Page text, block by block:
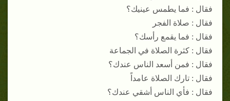
فقال : فما يطمس عينيك؟
فقال : صلاة الفجر
فقال : فما يقمع رأسك؟
فقال : كثرة الصلاة في الجماعة
فقال : فمن أسعد الناس عندك؟
فقال : تارك الصلاة عامداً
فقال : فأي الناس أشقي عندك؟